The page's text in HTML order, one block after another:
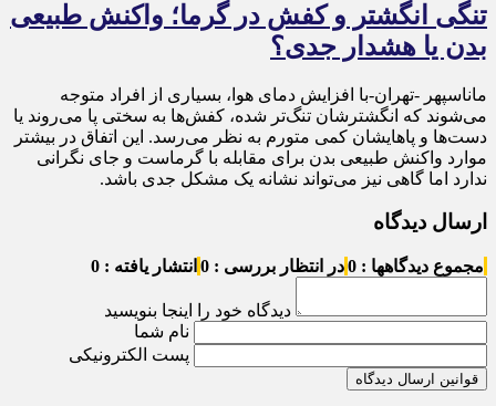
تنگی انگشتر و کفش در گرما؛ واکنش طبیعی
بدن یا هشدار جدی؟
ماناسپهر -تهران-با افزایش دمای هوا، بسیاری از افراد متوجه
می‌شوند که انگشترشان تنگ‌تر شده، کفش‌ها به سختی پا می‌روند یا
دست‌ها و پاهایشان کمی متورم به نظر می‌رسد. این اتفاق در بیشتر
موارد واکنش طبیعی بدن برای مقابله با گرماست و جای نگرانی
ندارد اما گاهی نیز می‌تواند نشانه یک مشکل جدی باشد.
ارسال دیدگاه
مجموع دیدگاهها : 0 در انتظار بررسی : 0 انتشار یافته : 0
دیدگاه خود را اینجا بنویسید
نام شما
پست الکترونیکی
قوانین ارسال دیدگاه